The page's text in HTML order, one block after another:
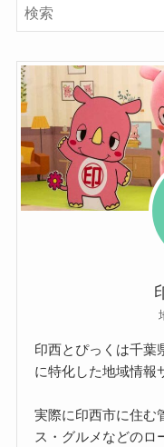
印西とぴっくは千葉
に特化した地域情報
実際に印西市に住む
ス・グルメなどのロ